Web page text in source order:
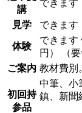
講
できます
見学 できます
体験
できます
円）
（
ご案内 教材費別
初回持
参品
中筆、小
鎮、新聞